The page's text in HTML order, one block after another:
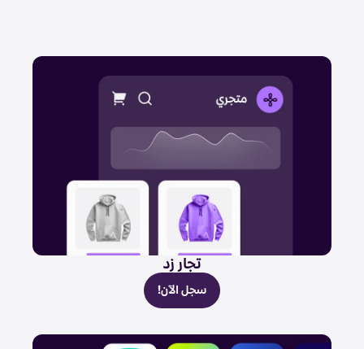
تجار زد
سجل الآن!